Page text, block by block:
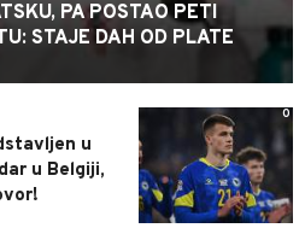
PA POSTAO PETI
STAJE DAH OD PLATE
0
u
u Belgiji,